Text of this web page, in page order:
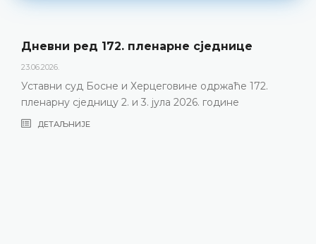
Дневни ред 172. пленарне сједнице
23.06.2026.
Уставни суд Босне и Херцеговине одржаће 172.
пленарну сједницу 2. и 3. јула 2026. године
ДЕТАЉНИЈЕ